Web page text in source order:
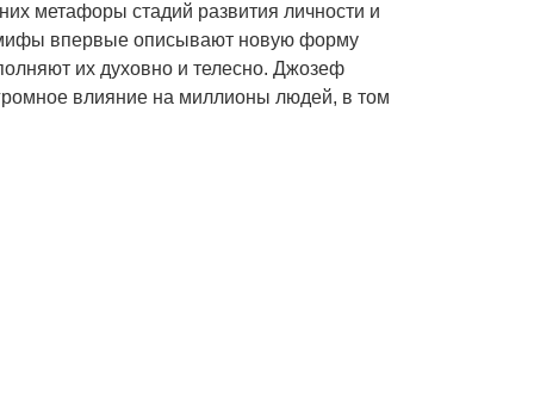
метафоры стадий развития личности и
впервые описывают новую форму
их духовно и телесно. Джозеф
влияние на миллионы людей, в том